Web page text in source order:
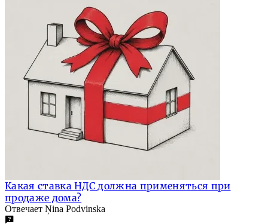
Какая ставка НДС должна применяться при
продаже дома?
Отвечает Ņina Podvinska